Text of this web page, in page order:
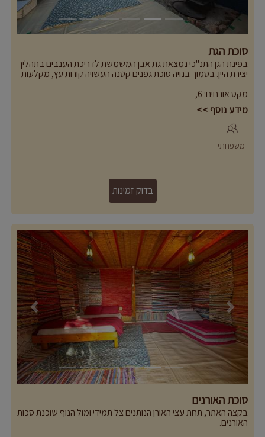
סוכת הגת
בפינת הגן התנ"כי נמצאת גת אבן המשמשת לדריכת הענבים בתהליך
יצירת היין. בסמוך בנויה סוכת גפנים קטנה העשויה קורות עץ, מקלעות
בדידות בלב הטבע. כשם שאבותינו חיו בסוכות בטבע בעונת הבציר.
של נחת והנאה משותפת
מה במקום:
- פינת ישיבה בחוץ עם מוקד מדורה פרטי
- קמין עצים מפנק, מאווררים בקיץ (במקום נעים וקריר גם בקיץ)
מקס אורחים:
6
,
מידע נוסף >>
משפחתי
Previous Next
סוכת האורנים
בקצה האתר, תחת עצי האורן הנותנים צל תמידי ומול הנוף שוכנת סכות
האורנים.